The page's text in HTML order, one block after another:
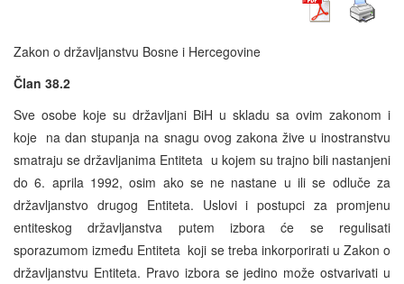
Zakon o državljanstvu Bosne i Hercegovine
Član 38.2
Sve osobe koje su državljani BiH u skladu sa ovim zakonom i
koje na dan stupanja na snagu ovog zakona žive u inostranstvu
smatraju se državljanima Entiteta u kojem su trajno bili nastanjeni
do 6. aprila 1992, osim ako se ne nastane u ili se odluče za
državljanstvo drugog Entiteta. Uslovi i postupci za promjenu
entiteskog državljanstva putem izbora će se regulisati
sporazumom između Entiteta koji se treba inkorporirati u Zakon o
državljanstvu Entiteta. Pravo izbora se jedino može ostvarivati u